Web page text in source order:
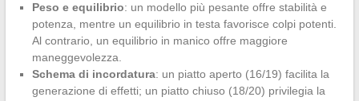
Peso e equilibrio: un modello più pesante offre stabilità e
potenza, mentre un equilibrio in testa favorisce colpi potenti.
Al contrario, un equilibrio in manico offre maggiore
maneggevolezza.
Schema di incordatura: un piatto aperto (16/19) facilita la
generazione di effetti; un piatto chiuso (18/20) privilegia la